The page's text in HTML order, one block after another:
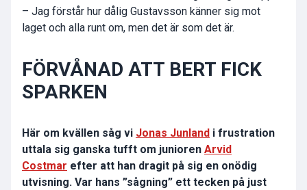
– Jag förstår hur dålig Gustavsson känner sig mot
laget och alla runt om, men det är som det är.
FÖRVÅNAD ATT BERT FICK
SPARKEN
Här om kvällen såg vi Jonas Junland i frustration
uttala sig ganska tufft om junioren Arvid
Costmar efter att han dragit på sig en onödig
utvisning. Var hans ”sågning” ett tecken på just